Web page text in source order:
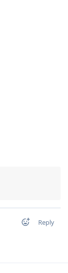
Reply